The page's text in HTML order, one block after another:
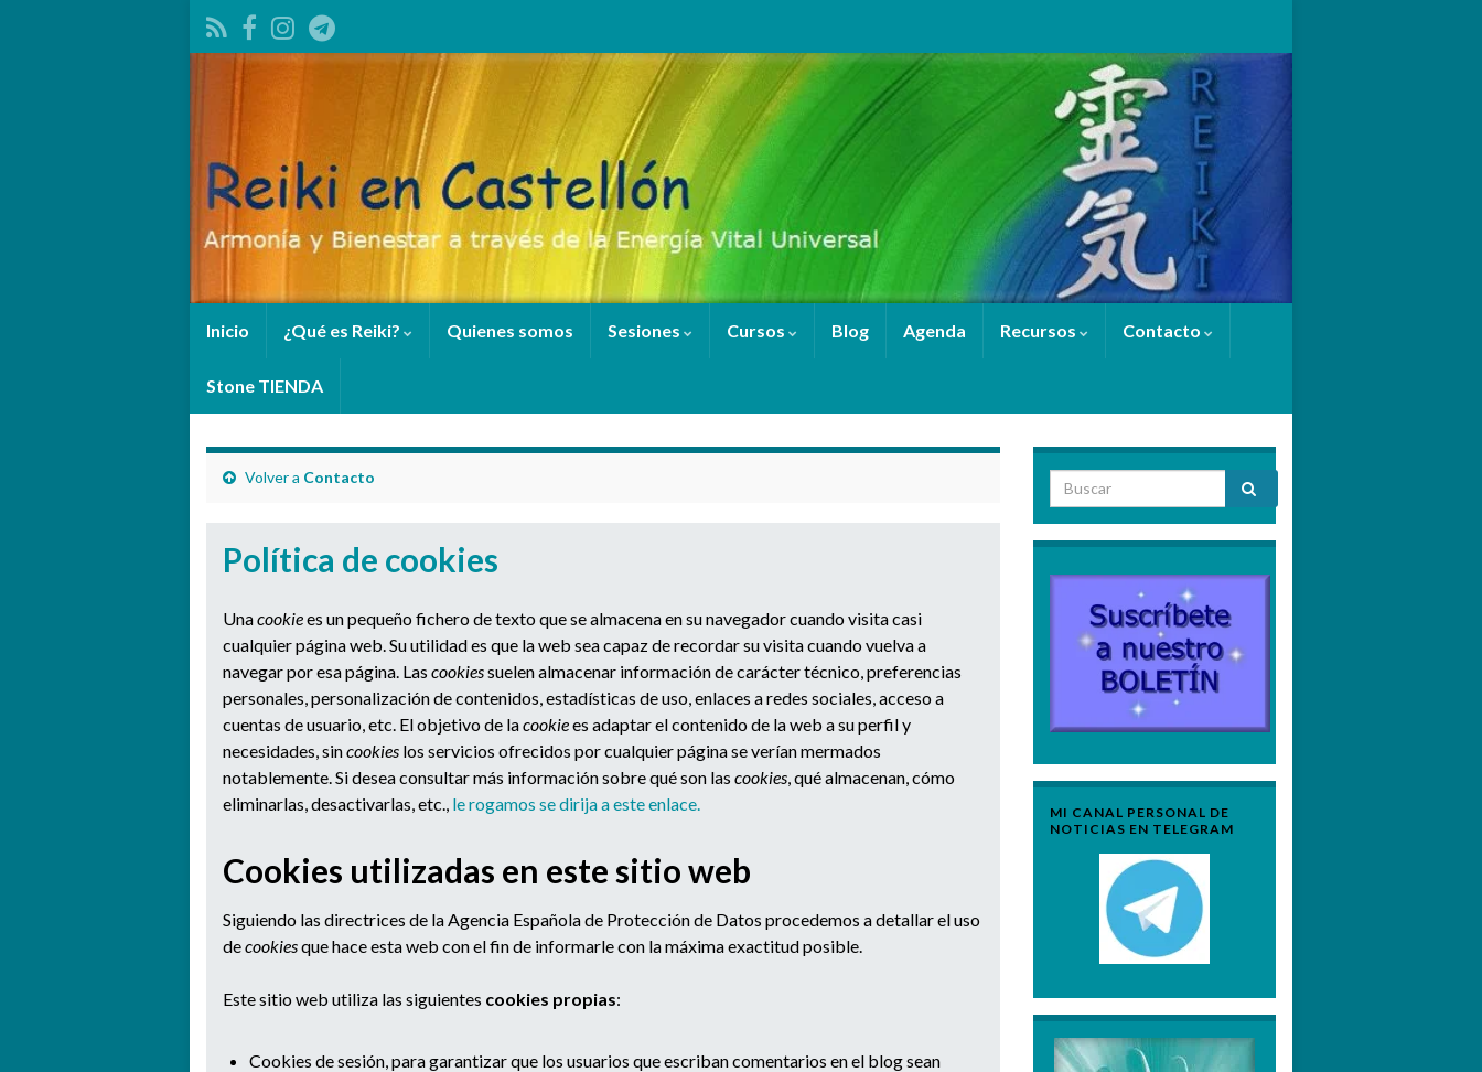
Inicio ¿Qué es Reiki? Quienes somos Sesiones Cursos Blog Agenda Recursos Contacto
Stone TIENDA
Volver a Contacto
Política de cookies
Unacookiees un pequeño fichero de texto que se almacena en su navegador cuando visita casi
cualquier página web. Su utilidad es que la web sea capaz de recordar su visita cuando vuelva a
navegar por esa página. Las cookiessuelen almacenar información de carácter técnico, preferencias
personales, personalización de contenidos, estadísticas de uso, enlaces a redes sociales, acceso a
cuentas de usuario, etc. El objetivo de lacookiees adaptar el contenido de la web a su perfil y
necesidades, sincookies los servicios ofrecidos por cualquier página se verían mermados
notablemente. Si desea consultar más información sobre qué son las cookies , qué almacenan, cómo
eliminarlas, desactivarlas, etc., le rogamos se dirija a este enlace.
Cookies utilizadas en este sitio web
Siguiendo las directrices de la Agencia Española de Protección de Datos procedemos a detallar el uso
decookiesque hace esta web con el fin de informarle con la máxima exactitud posible.
Este sitio web utiliza las siguientes cookies propias:
Cookies de sesión, para garantizar que los usuarios que escriban comentarios en el blog sean
Search for:
MI CANAL PERSONAL DE
NOTICIAS EN TELEGRAM